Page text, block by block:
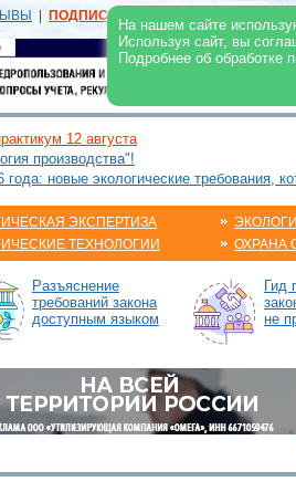
На нашем сайте
Используя сайт, вы
Подробнее об обработке
ПОДПИСКА | В ЖУРНАЛЕ
12 августа
производства"!
новые экологические требования,
ЭКСПЕРТИЗА
ТЕХНОЛОГИИ
ОХРАНА
Разъяснение
требований закона
доступным языком
Гид
не